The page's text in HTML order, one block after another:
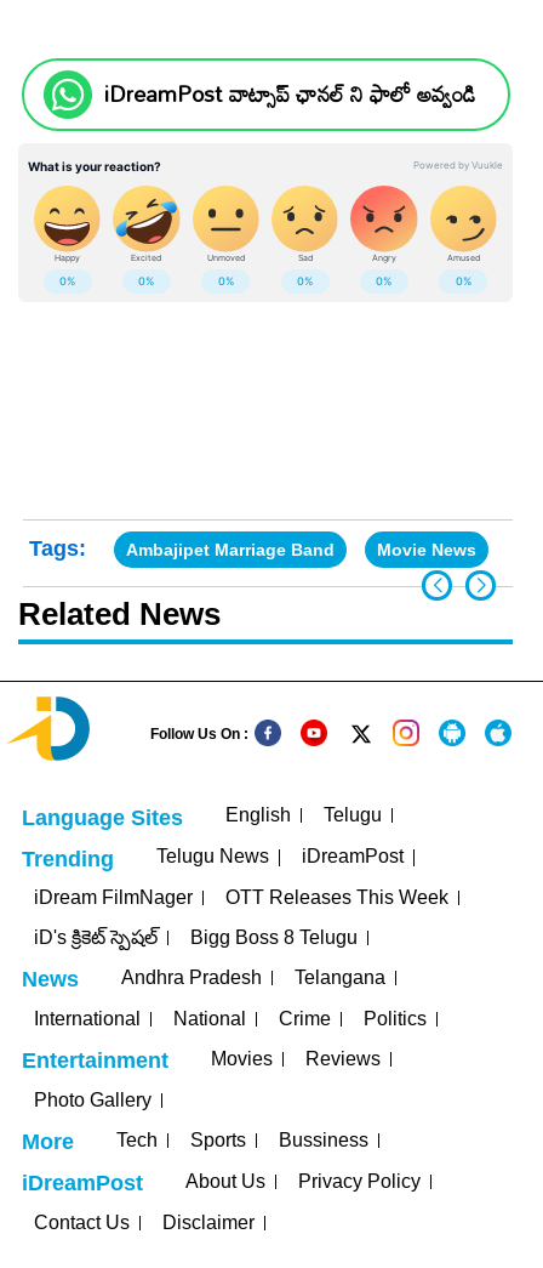
iDreamPost వాట్సాప్ ఛానల్ ని ఫాలో అవ్వండి
Tags: Ambajipet Marriage Band Movie News
Related News
Follow Us On :
Language Sites English Telugu
Trending Telugu News
iDreamPost
iDream FilmNager
OTT Releases This Week
iD's క్రికెట్ స్పెషల్
Bigg Boss 8 Telugu
News Andhra Pradesh
Telangana
International
National Crime Politics
Entertainment Movies
Reviews
Photo Gallery
More Tech Sports Bussiness
iDreamPost About Us
Privacy Policy
Contact Us
Disclaimer